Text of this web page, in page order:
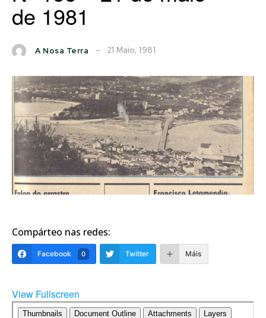
de 1981
A Nosa Terra 21 Maio, 1981
Compárteo nas redes:
Facebook 0 Twitter Máis
View Fullscreen